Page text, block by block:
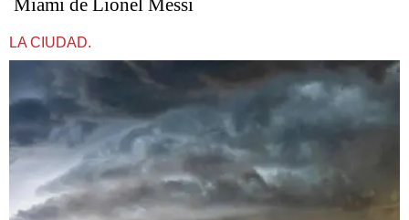
Miami de Lionel Messi
LA CIUDAD.